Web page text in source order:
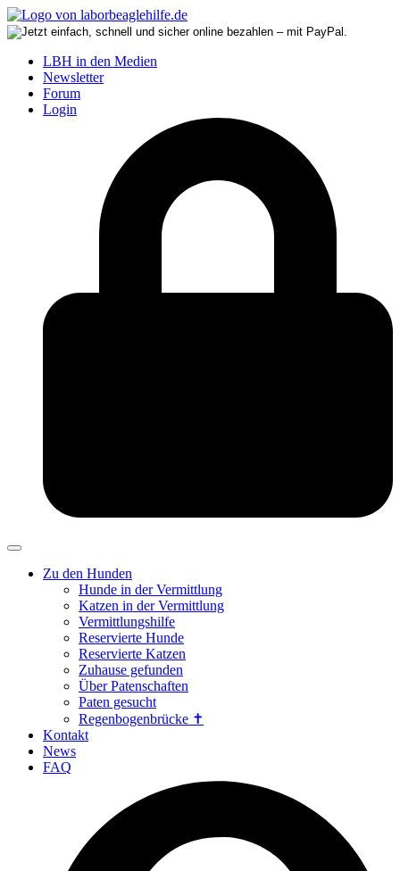
LBH in den Medien
Newsletter
Forum
Login
Zu den Hunden
Hunde in der Vermittlung
Katzen in der Vermittlung
Vermittlungshilfe
Reservierte Hunde
Reservierte Katzen
Zuhause gefunden
Über Patenschaften
Paten gesucht
Regenbogenbrücke ✝
Kontakt
News
FAQ